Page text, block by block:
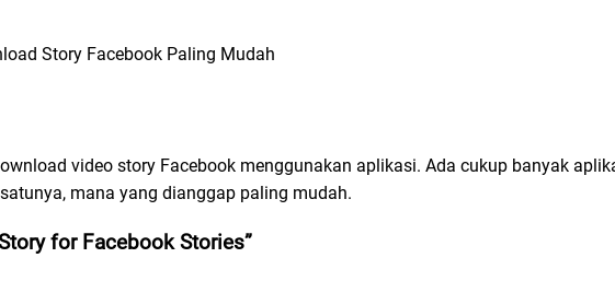
video story Facebook menggunakan aplikasi. Ada cukup banyak
mana yang dianggap paling mudah.
for Facebook Stories”